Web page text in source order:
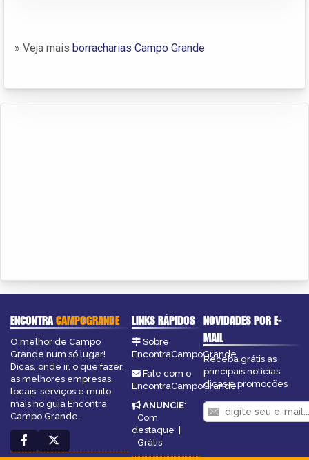
» Veja mais borracharias Campo Grande
ENCONTRACAMPOGRANDE
O melhor de Campo
Grande num só lugar!
Dicas, onde ir, o que fazer,
as melhores empresas,
locais, serviços e muito
mais no guia Encontra
Campo Grande.
LINKS RÁPIDOS
Sobre
EncontraCampoGrande
Fale com o
EncontraCampoGrande
ANUNCIE:
Com
destaque |
Grátis
NOVIDADES POR E-
MAIL
Receba grátis as
principais notícias,
dicas e promoções